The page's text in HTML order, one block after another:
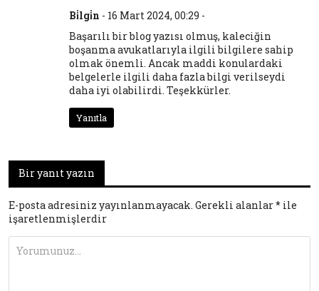
Bi̇lgi̇n - 16 Mart 2024, 00:29 -
Başarılı bir blog yazısı olmuş, kaleciğin
boşanma avukatlarıyla ilgili bilgilere sahip
olmak önemli. Ancak maddi konulardaki
belgelerle ilgili daha fazla bilgi verilseydi
daha iyi olabilirdi. Teşekkürler.
Yanıtla
Bir yanıt yazın
E-posta adresiniz yayınlanmayacak. Gerekli alanlar* ile
işaretlenmişlerdir